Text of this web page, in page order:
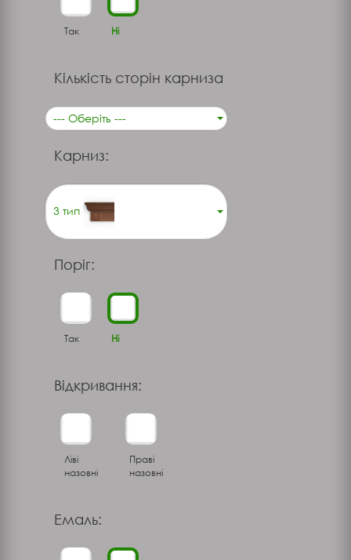
Так Ні
Кількість сторін карниза
--- Оберіть ---
Карниз:
3 тип
Поріг:
Так Ні
Відкривання:
Ліві
назовні
Праві
назовні
Емаль: